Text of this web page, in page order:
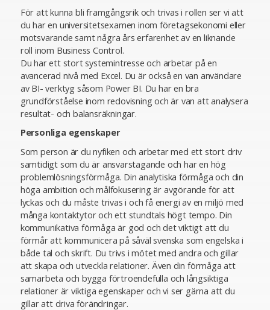
För att kunna bli framgångsrik och trivas i rollen ser vi att
du har en universitetsexamen inom företagsekonomi eller
motsvarande samt några års erfarenhet av en liknande
roll inom Business Control.
Du har ett stort systemintresse och arbetar på en
avancerad nivå med Excel. Du är också en van användare
av BI- verktyg såsom Power BI. Du har en bra
grundförståelse inom redovisning och är van att analysera
resultat- och balansräkningar.
Personliga egenskaper
Som person är du nyfiken och arbetar med ett stort driv
samtidigt som du är ansvarstagande och har en hög
problemlösningsförmåga. Din analytiska förmåga och din
höga ambition och målfokusering är avgörande för att
lyckas och du måste trivas i och få energi av en miljö med
många kontaktytor och ett stundtals högt tempo. Din
kommunikativa förmåga är god och det viktigt att du
förmår att kommunicera på såväl svenska som engelska i
både tal och skrift. Du trivs i mötet med andra och gillar
att skapa och utveckla relationer. Även din förmåga att
samarbeta och bygga förtroendefulla och långsiktiga
relationer är viktiga egenskaper och vi ser gärna att du
gillar att driva förändringar.